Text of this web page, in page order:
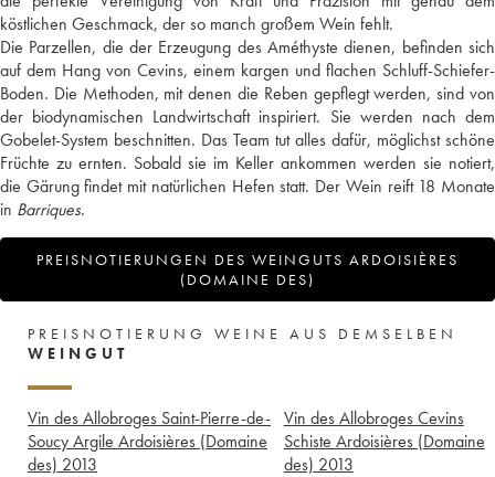
köstlichen Geschmack, der so manch großem Wein fehlt.
Die Parzellen, die der Erzeugung des Améthyste dienen, befinden sich
auf dem Hang von Cevins, einem kargen und flachen Schluff-Schiefer-
Boden. Die Methoden, mit denen die Reben gepflegt werden, sind von
der biodynamischen Landwirtschaft inspiriert. Sie werden nach dem
Gobelet-System beschnitten. Das Team tut alles dafür, möglichst schöne
Früchte zu ernten. Sobald sie im Keller ankommen werden sie notiert,
die Gärung findet mit natürlichen Hefen statt. Der Wein reift 18 Monate
in Barriques.
PREISNOTIERUNGEN DES WEINGUTS ARDOISIÈRES
(DOMAINE DES)
PREISNOTIERUNG WEINE AUS DEMSELBEN
WEINGUT
Vin des Allobroges Saint-Pierre-de-
Soucy Argile Ardoisières (Domaine
des) 2013
Vin des Allobroges Cevins
Schiste Ardoisières (Domaine
des) 2013